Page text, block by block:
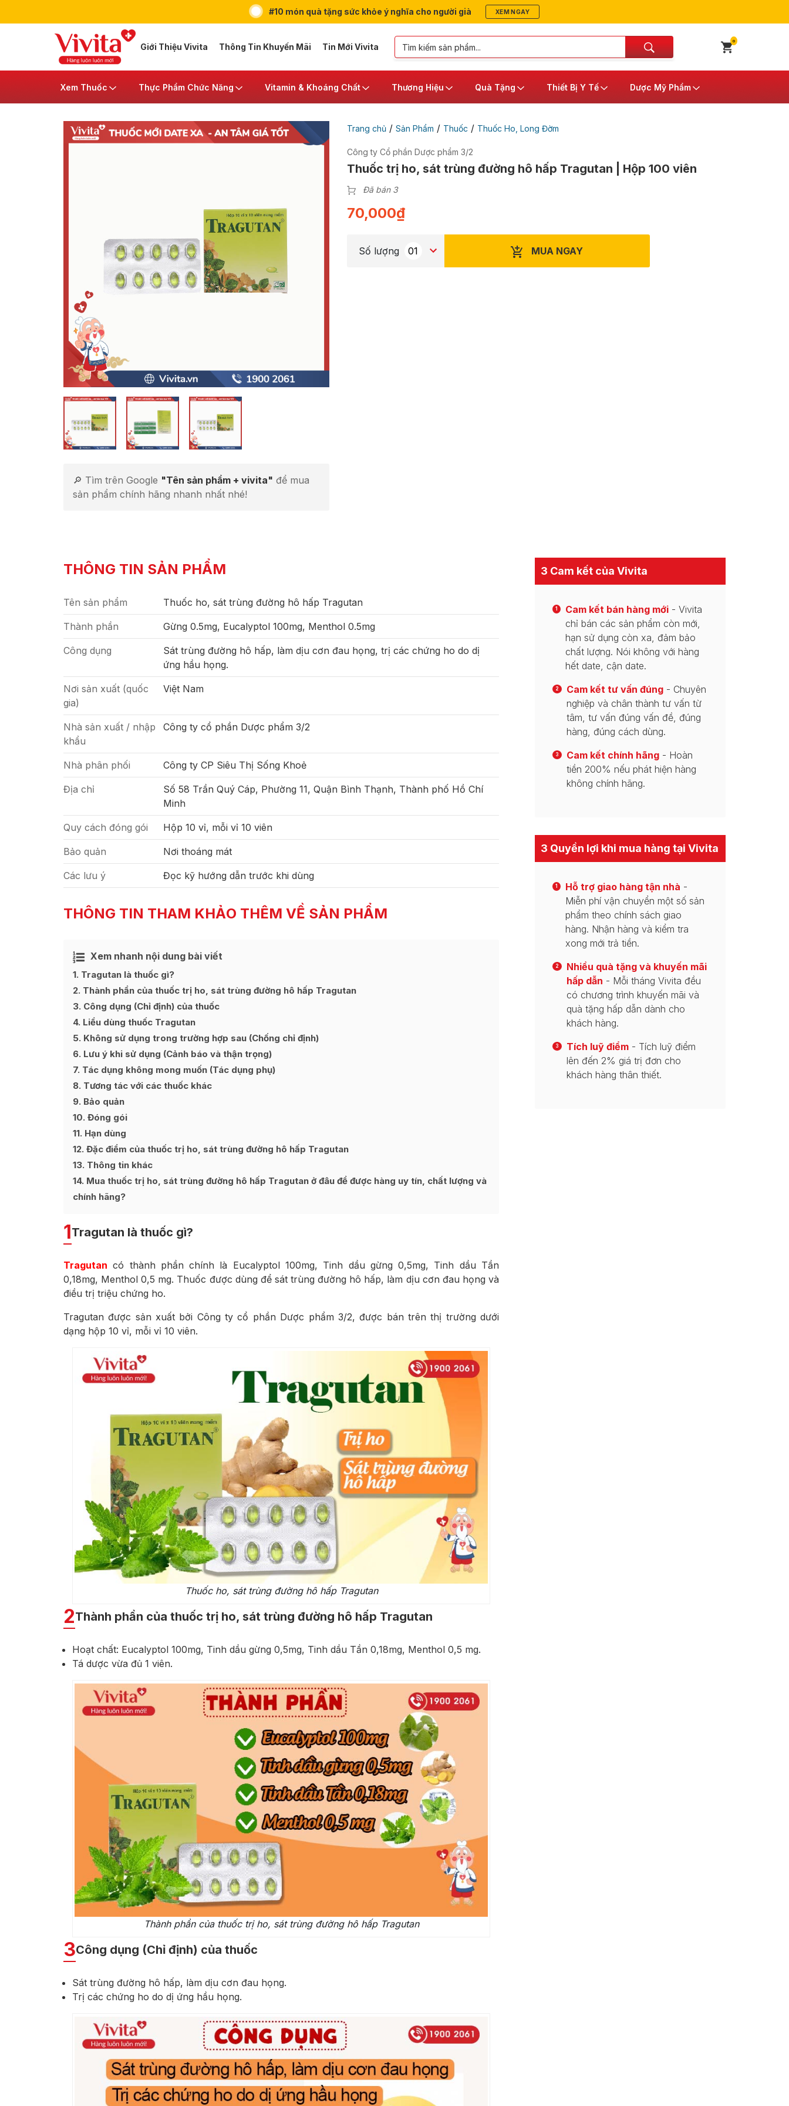
#10 món quà tặng sức khỏe ý nghĩa cho người già XEM NGAY
Giới Thiệu Vivita Thông Tin Khuyến Mãi Tin Mới Vivita
0
Xem Thuốc Thực Phẩm Chức Năng Vitamin & Khoáng Chất Thương Hiệu Quà Tặng Thiết Bị Y Tế Dược Mỹ Phẩm
🔎 Tìm trên Google "Tên sản phẩm + vivita" để mua
sản phẩm chính hãng nhanh nhất nhé!
Trang chủ/ Sản Phẩm / Thuốc / Thuốc Ho, Long Đờm
Công ty Cổ phần Dược phẩm 3/2
Thuốc trị ho, sát trùng đường hô hấp Tragutan | Hộp 100 viên
Đã bán 3
70,000₫
Số lượng MUA NGAY
THÔNG TIN SẢN PHẨM
Tên sản phẩm Thuốc ho, sát trùng đường hô hấp Tragutan
Thành phần Gừng 0.5mg, Eucalyptol 100mg, Menthol 0.5mg
Công dụng
Sát trùng đường hô hấp, làm dịu cơn đau họng, trị các chứng ho do dị
ứng hầu họng.
Nơi sản xuất (quốc
gia)
Việt Nam
Nhà sản xuất / nhập
khẩu
Công ty cổ phần Dược phẩm 3/2
Nhà phân phối Công ty CP Siêu Thị Sống Khoẻ
Địa chỉ
Số 58 Trần Quý Cáp, Phường 11, Quận Bình Thạnh, Thành phố Hồ Chí
Minh
Quy cách đóng gói Hộp 10 vỉ, mỗi vỉ 10 viên
Bảo quản Nơi thoáng mát
Các lưu ý Đọc kỹ hướng dẫn trước khi dùng
THÔNG TIN THAM KHẢO THÊM VỀ SẢN PHẨM
Xem nhanh nội dung bài viết
Ẩn
1 Tragutan là thuốc gì?
2 Thành phần của thuốc trị ho, sát trùng đường hô hấp Tragutan
3 Công dụng (Chỉ định) của thuốc
4 Liều dùng thuốc Tragutan
5 Không sử dụng trong trường hợp sau (Chống chỉ định)
6 Lưu ý khi sử dụng (Cảnh báo và thận trọng)
7 Tác dụng không mong muốn (Tác dụng phụ)
8 Tương tác với các thuốc khác
9 Bảo quản
10 Đóng gói
11 Hạn dùng
12 Đặc điểm của thuốc trị ho, sát trùng đường hô hấp Tragutan
13 Thông tin khác
14 Mua thuốc trị ho, sát trùng đường hô hấp Tragutan ở đâu để được hàng uy tín, chất lượng và
chính hãng?
1Tragutan là thuốc gì?
Tragutan có thành phần chính là Eucalyptol 100mg, Tinh dầu gừng 0,5mg, Tinh dầu Tần
0,18mg, Menthol 0,5 mg. Thuốc được dùng để sát trùng đường hô hấp, làm dịu cơn đau họng và
điều trị triệu chứng ho.
Tragutan được sản xuất bởi Công ty cổ phần Dược phẩm 3/2, được bán trên thị trường dưới
dạng hộp 10 vỉ, mỗi vỉ 10 viên.
Thuốc ho, sát trùng đường hô hấp Tragutan
2Thành phần của thuốc trị ho, sát trùng đường hô hấp Tragutan
Hoạt chất: Eucalyptol 100mg, Tinh dầu gừng 0,5mg, Tinh dầu Tần 0,18mg, Menthol 0,5 mg.
Tá dược vừa đủ 1 viên.
Thành phần của thuốc trị ho, sát trùng đường hô hấp Tragutan
3Công dụng (Chỉ định) của thuốc
Sát trùng đường hô hấp, làm dịu cơn đau họng.
Trị các chứng ho do dị ứng hầu họng.
3 Cam kết của Vivita
1 Cam kết bán hàng mới - Vivita
chỉ bán các sản phẩm còn mới,
hạn sử dụng còn xa, đảm bảo
chất lượng. Nói không với hàng
hết date, cận date.
2 Cam kết tư vấn đúng - Chuyên
nghiệp và chân thành tư vấn từ
tâm, tư vấn đúng vấn đề, đúng
hàng, đúng cách dùng.
3 Cam kết chính hãng - Hoàn
tiền 200% nếu phát hiện hàng
không chính hãng.
3 Quyền lợi khi mua hàng tại Vivita
1 Hỗ trợ giao hàng tận nhà -
Miễn phí vận chuyển một số sản
phẩm theo chính sách giao
hàng. Nhận hàng và kiểm tra
xong mới trả tiền.
2
Nhiều quà tặng và khuyến mãi
hấp dẫn - Mỗi tháng Vivita đều
có chương trình khuyến mãi và
quà tặng hấp dẫn dành cho
khách hàng.
3 Tích luỹ điểm - Tích luỹ điểm
lên đến 2% giá trị đơn cho
khách hàng thân thiết.